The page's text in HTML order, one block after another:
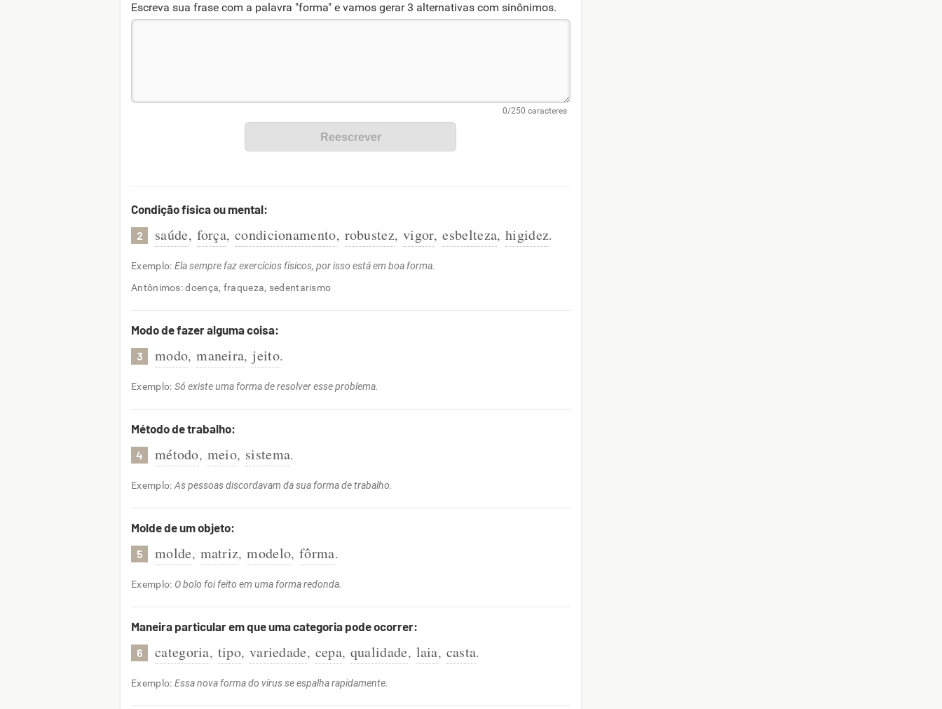
Escreva sua frase com a palavra "forma" e vamos gerar 3 alternativas com sinônimos.
Condição física ou mental:
2 saúde, força, condicionamento, robustez, vigor, esbelteza, higidez.
Exemplo: Ela sempre faz exercícios físicos, por isso está em boa forma.
Antônimos: doença, fraqueza, sedentarismo
Modo de fazer alguma coisa:
3 modo, maneira, jeito.
Exemplo: Só existe uma forma de resolver esse problema.
Método de trabalho:
4 método, meio, sistema.
Exemplo: As pessoas discordavam da sua forma de trabalho.
Molde de um objeto:
5 molde, matriz, modelo, fôrma.
Exemplo: O bolo foi feito em uma forma redonda.
Maneira particular em que uma categoria pode ocorrer:
6 categoria, tipo, variedade, cepa, qualidade, laia, casta.
Exemplo: Essa nova forma do vírus se espalha rapidamente.